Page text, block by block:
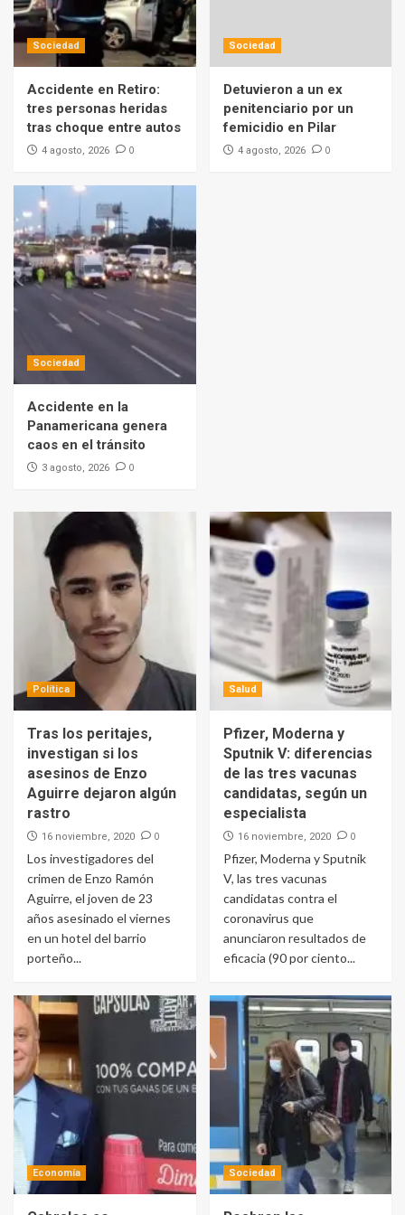
para avanzar con la reforma del Banco
Central y la ley de Inocencia Fiscal
El Frente Cívico de Zamora logra una
contundente victoria en las elecciones de
Santiago del Estero
Sociedad
Accidente en Retiro:
tres personas heridas
tras choque entre autos
4 agosto, 2026 0
Sociedad
Detuvieron a un ex
penitenciario por un
femicidio en Pilar
4 agosto, 2026 0
Sociedad
Accidente en la
Panamericana genera
caos en el tránsito
3 agosto, 2026 0
Política
Tras los peritajes,
investigan si los
asesinos de Enzo
Aguirre dejaron algún
rastro
16 noviembre, 2020 0
Los investigadores del
crimen de Enzo Ramón
Aguirre, el joven de 23
años asesinado el viernes
en un hotel del barrio
porteño...
Salud
Pfizer, Moderna y
Sputnik V: diferencias
de las tres vacunas
candidatas, según un
especialista
16 noviembre, 2020 0
Pfizer, Moderna y Sputnik
V, las tres vacunas
candidatas contra el
coronavirus que
anunciaron resultados de
eficacia (90 por ciento...
Economía Sociedad